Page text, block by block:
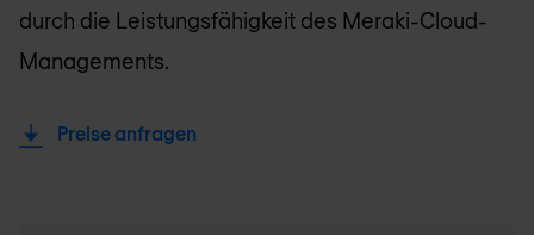
durch die Leistungsfähigkeit des Meraki-Cloud-
Managements.
Preise anfragen